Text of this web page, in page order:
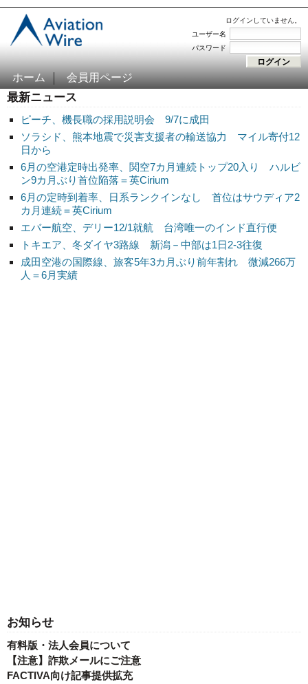
ログインしていません。
ユーザー名
パスワード
ホーム 会員用ページ
最新ニュース
ピーチ、機長職の採用説明会 9/7に成田
ソラシド、熊本地震で災害支援者の輸送協力 マイル寄付12
日から
6月の空港定時出発率、関空7カ月連続トップ20入り ハルビ
ン9カ月ぶり首位陥落＝英Cirium
6月の定時到着率、日系ランクインなし 首位はサウディア2
カ月連続＝英Cirium
エバー航空、デリー12/1就航 台湾唯一のインド直行便
トキエア、冬ダイヤ3路線 新潟－中部は1日2-3往復
成田空港の国際線、旅客5年3カ月ぶり前年割れ 微減266万
人＝6月実績
お知らせ
有料版・法人会員について
【注意】詐欺メールにご注意
FACTIVA向け記事提供拡充